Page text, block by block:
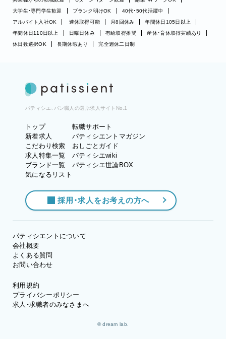
大学生・専門学生歓迎
ブランク明けOK
40代・50代活躍中
アルバイト入社OK
連休取得可能 月8回休み
年間休日105日以上
年間休日110日以上
日曜日休み 有給取得推奨
産休・育休取得実績あり
休日数選択OK
長期休暇あり 完全週休二日制
パティシエ、パン職人の選ぶ求人サイトNo.1
トップ
新着求人
こだわり検索
求人特集一覧
ブランド一覧
気になるリスト
転職サポート
パティシエントマガジン
おしごとガイド
パティシエwiki
パティシエ世論BOX
採用・求人をお考えの方へ
パティシエントについて
会社概要
よくある質問
お問い合わせ
利用規約
プライバシーポリシー
求人・求職者のみなさまへ
© dream lab.